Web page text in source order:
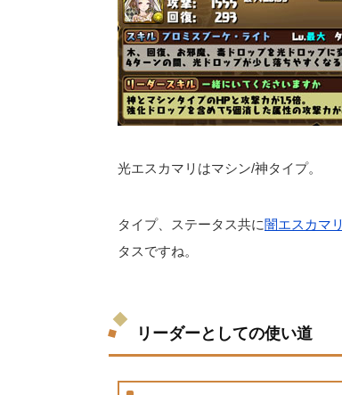
光エスカマリはマシン/神タイプ。
タイプ、ステータス共に闇エスカマリ
タスですね。
リーダーとしての使い道